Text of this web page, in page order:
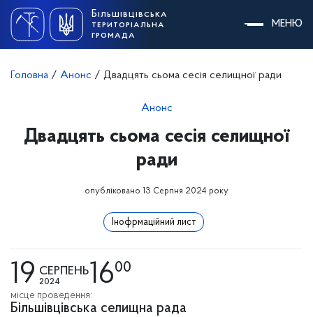
content
Більшівцівська
територіальна
громада
МЕНЮ
Головна / Анонс / Двадцять сьома сесія селищної ради
Анонс
Двадцять сьома сесія селищної
ради
опубліковано 13 Серпня 2024 року
Інофрмаційний лист
19 СЕРПЕНЬ
2024 1600
місце проведення:
Більшівцівська селищна рада